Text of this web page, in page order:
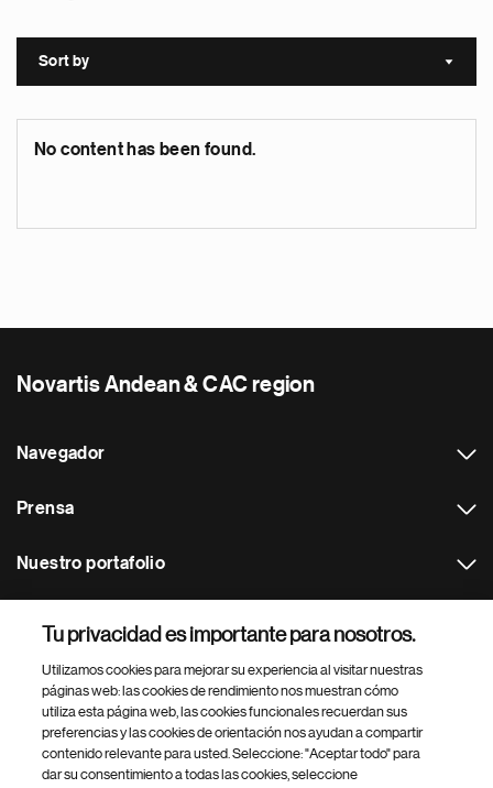
Sort by Sort
No content has been found.
Novartis Andean & CAC region
Navegador
Prensa
Nuestro portafolio
Footer Site Search
Tu privacidad es importante para nosotros.
Utilizamos cookies para mejorar su experiencia al visitar nuestras
páginas web: las cookies de rendimiento nos muestran cómo
utiliza esta página web, las cookies funcionales recuerdan sus
preferencias y las cookies de orientación nos ayudan a compartir
contenido relevante para usted. Seleccione: "Aceptar todo" para
dar su consentimiento a todas las cookies, seleccione